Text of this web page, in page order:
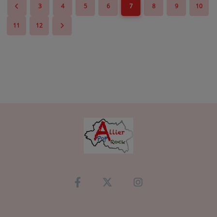
3 4 5 6 7 8 9 10
11 12